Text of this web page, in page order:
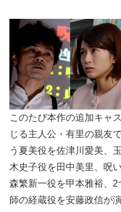
このたび本作の追加キャ
じる主人公・有里の親友
う夏美役を佐津川愛美、
木史子役を田中美里、呪
森繁新一役を甲本雅裕、
師の経蔵役を安藤政信が演